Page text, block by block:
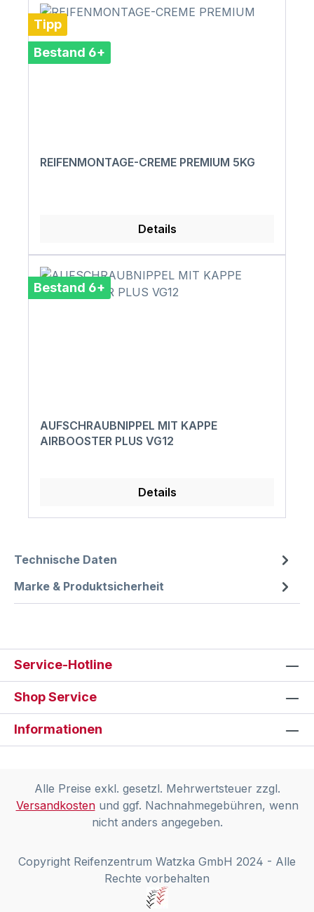
Tipp
Bestand 6+
REIFENMONTAGE-CREME PREMIUM 5KG
Details
Bestand 6+
AUFSCHRAUBNIPPEL MIT KAPPE
AIRBOOSTER PLUS VG12
Details
Technische Daten
Marke & Produktsicherheit
Service-Hotline
Shop Service
Informationen
Alle Preise exkl. gesetzl. Mehrwertsteuer zzgl.
Versandkostenund ggf. Nachnahmegebühren, wenn
nicht anders angegeben.
Copyright Reifenzentrum Watzka GmbH 2024 - Alle
Rechte vorbehalten